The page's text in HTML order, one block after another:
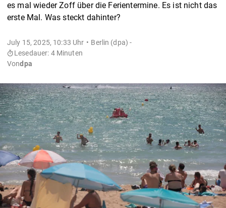
es mal wieder Zoff über die Ferientermine. Es ist nicht das
erste Mal. Was steckt dahinter?
July 15, 2025, 10:33 Uhr
Berlin (dpa) -
Lesedauer: 4 Minuten
Vondpa